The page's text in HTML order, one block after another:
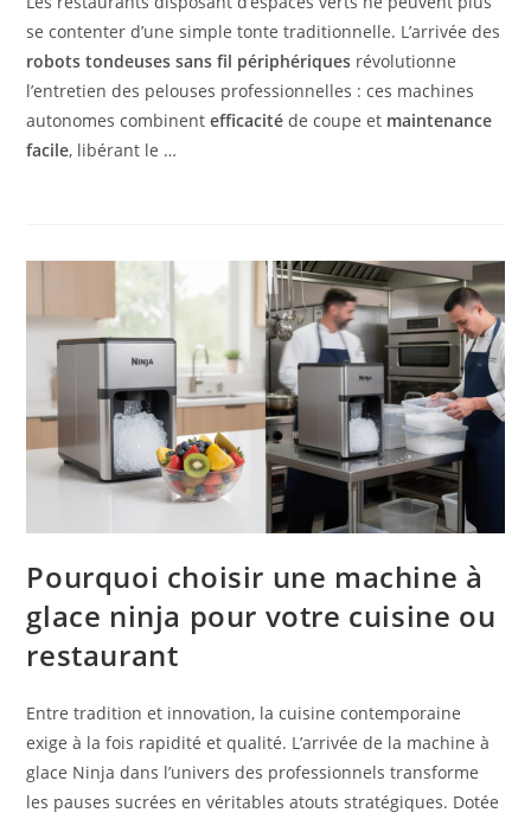
se contenter d’une simple tonte traditionnelle. L’arrivée des
robots tondeuses sans fil périphériques révolutionne
l’entretien des pelouses professionnelles : ces machines
autonomes combinentefficacité de coupe et maintenance
facile, libérant le …
Pourquoi choisir une machine à
glace ninja pour votre cuisine ou
restaurant
Entre tradition et innovation, la cuisine contemporaine
exige à la fois rapidité et qualité. L’arrivée de la machine à
glace Ninja dans l’univers des professionnels transforme
les pauses sucrées en véritables atouts stratégiques. Dotée